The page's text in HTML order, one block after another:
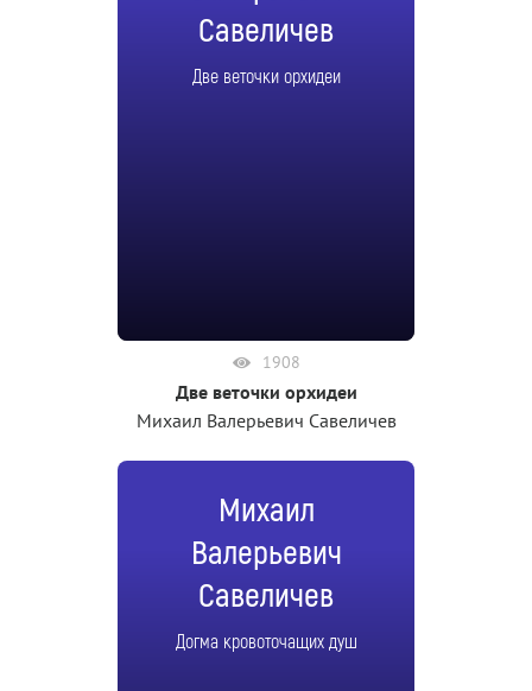
Савеличев
Две веточки орхидеи
1908
Две веточки орхидеи
Михаил Валерьевич Савеличев
Михаил
Валерьевич
Савеличев
Догма кровоточащих душ